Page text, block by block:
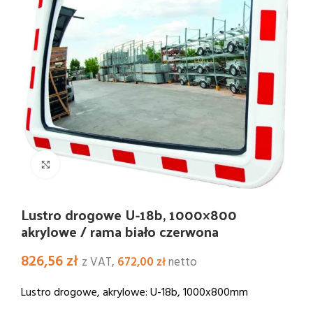
Kliknij i powiększ
Lustro drogowe U-18b, 1000×800
akrylowe / rama biało czerwona
826,56zł z VAT, 672,00 złnetto
Lustro drogowe, akrylowe: U-18b, 1000x800mm